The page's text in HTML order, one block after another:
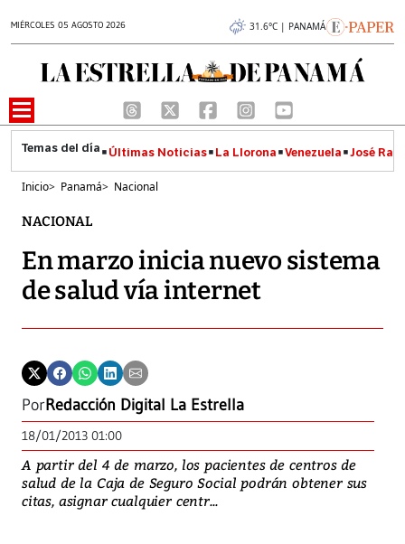
MIÉRCOLES 05 AGOSTO 2026 31.6°C | PANAMÁ
Últimas Noticias La Llorona Venezuela José
Inicio> Panamá> Nacional
NACIONAL
En marzo inicia nuevo sistema
de salud vía internet
PorRedacción Digital La Estrella
18/01/2013 01:00
A partir del 4 de marzo, los pacientes de centros de
salud de la Caja de Seguro Social podrán obtener sus
citas, asignar cualquier centr...